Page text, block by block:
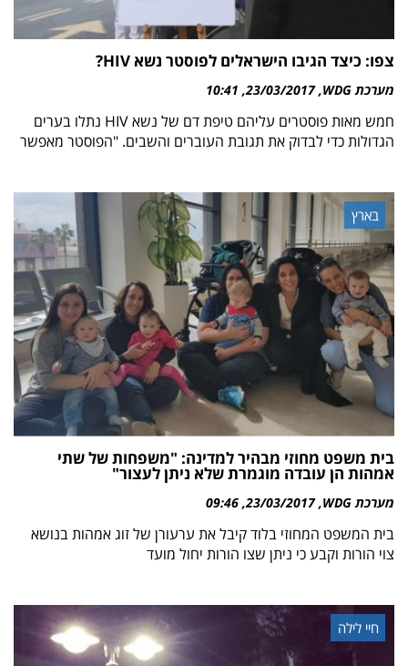
צפו: כיצד הגיבו הישראלים לפוסטר נשא HIV?
מערכת WDG 23/03/2017
10:41
חמש מאות פוסטרים עליהם טיפת דם של נשא HIV נתלו בערים
הגדולות כדי לבדוק את תגובת העוברים והשבים. "הפוסטר מאפשר
בארץ
בית משפט מחוזי מבהיר למדינה: "משפחות של שתי
אמהות הן עובדה מוגמרת שלא ניתן לעצור"
מערכת WDG 23/03/2017
09:46
בית המשפט המחוזי בלוד קיבל את ערעורן של זוג אמהות בנושא
צוי הורות וקבע כי ניתן שצו הורות יחול מועד
חיי לילה